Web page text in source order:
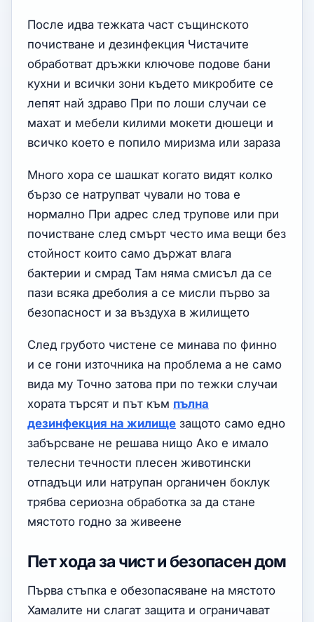
После идва тежката част същинското
почистване и дезинфекция Чистачите
обработват дръжки ключове подове бани
кухни и всички зони където микробите се
лепят най здраво При по лоши случаи се
махат и мебели килими мокети дюшеци и
всичко което е попило миризма или зараза
Много хора се шашкат когато видят колко
бързо се натрупват чували но това е
нормално При адрес след трупове или при
почистване след смърт често има вещи без
стойност които само държат влага
бактерии и смрад Там няма смисъл да се
пази всяка дреболия а се мисли първо за
безопасност и за въздуха в жилището
След грубото чистене се минава по финно
и се гони източника на проблема а не само
вида му Точно затова при по тежки случаи
хората търсят и път към пълна
дезинфекция на жилище защото само едно
забърсване не решава нищо Ако е имало
телесни течности плесен животински
отпадъци или натрупан органичен боклук
трябва сериозна обработка за да стане
мястото годно за живеене
Пет хода за чист и безопасен дом
Първа стъпка е обезопасяване на мястото
Хамалите ни слагат защита и ограничават